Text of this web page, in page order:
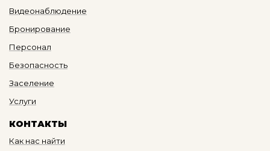
Видеонаблюдение
Бронирование
Персонал
Безопасность
Заселение
Услуги
КОНТАКТЫ
Как нас найти